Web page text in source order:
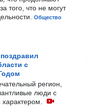
того, что не могут
Общество
с
регион,
люди с